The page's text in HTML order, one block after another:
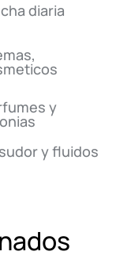
diaria
y
y fluidos